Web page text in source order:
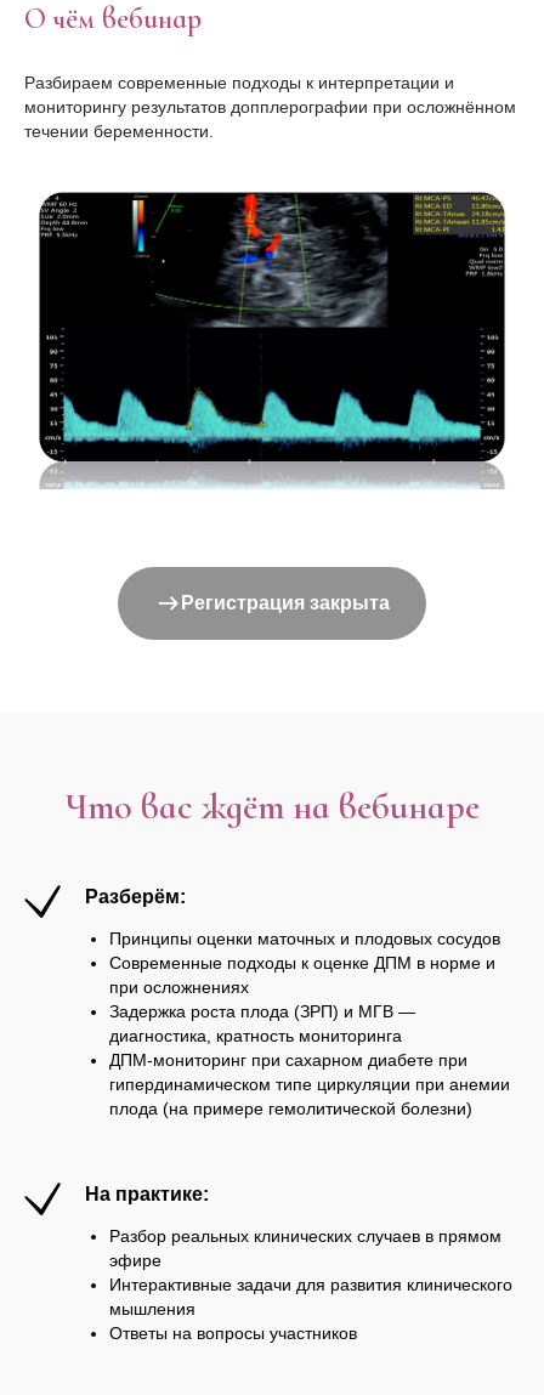
О чём вебинар
Разбираем современные подходы к интерпретации и
мониторингу результатов допплерографии при осложнённом
течении беременности.
Регистрация закрыта
Что вас ждёт на вебинаре
Разберём:
Принципы оценки маточных и плодовых сосудов
Современные подходы к оценке ДПМ в норме и
при осложнениях
Задержка роста плода (ЗРП) и МГВ —
диагностика, кратность мониторинга
ДПМ-мониторинг при сахарном диабете при
гипердинамическом типе циркуляции при анемии
плода (на примере гемолитической болезни)
На практике:
Разбор реальных клинических случаев в прямом
эфире
Интерактивные задачи для развития клинического
мышления
Ответы на вопросы участников